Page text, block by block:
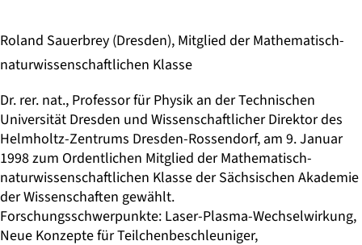
Roland Sauerbrey (Dresden), Mitglied der Mathematisch-
naturwissenschaftlichen Klasse
Dr. rer. nat., Professor für Physik an der Technischen
Universität Dresden und Wissenschaftlicher Direktor des
Helmholtz-Zentrums Dresden-Rossendorf, am 9. Januar
1998 zum Ordentlichen Mitglied der Mathematisch-
naturwissenschaftlichen Klasse der Sächsischen Akademie
der Wissenschaften gewählt.
Forschungsschwerpunkte: Laser-Plasma-Wechselwirkung,
Neue Konzepte für Teilchenbeschleuniger,